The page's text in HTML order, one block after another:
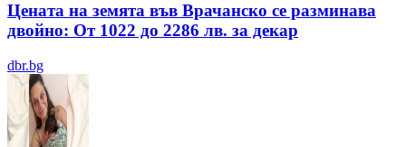
Цената на земята във Врачанско се разминава
двойно: От 1022 до 2286 лв. за декар
dbr.bg